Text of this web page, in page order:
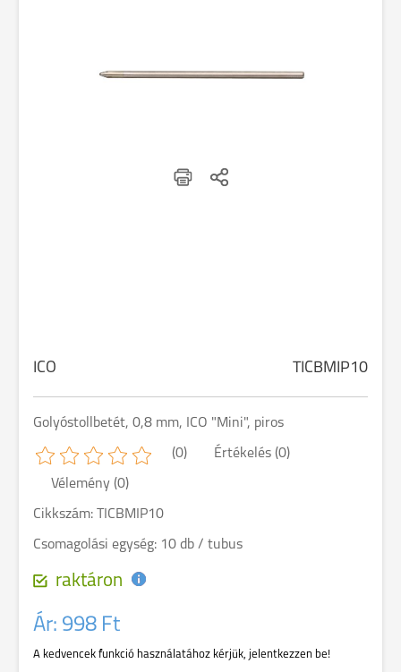
ICO TICBMIP10
Golyóstollbetét, 0,8 mm, ICO "Mini", piros
(0) Értékelés (0)
Vélemény (0)
Cikkszám: TICBMIP10
Csomagolási egység: 10 db / tubus
raktáron
Ár: 998 Ft
A kedvencek funkció használatához kérjük, jelentkezzen be!